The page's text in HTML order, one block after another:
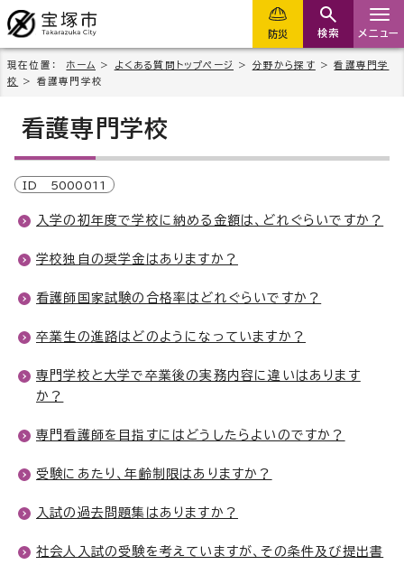
防災 検索 メニュー
現在位置： ホーム > よくある質問トップページ > 分野から探す >看護専門学
校
> 看護専門学校
看護専門学校
ID 5000011
入学の初年度で学校に納める金額は、どれぐらいですか？
学校独自の奨学金はありますか？
看護師国家試験の合格率はどれぐらいですか？
卒業生の進路はどのようになっていますか？
専門学校と大学で卒業後の実務内容に違いはあります
か？
専門看護師を目指すにはどうしたらよいのですか？
受験にあたり、年齢制限はありますか？
入試の過去問題集はありますか？
社会人入試の受験を考えていますが、その条件及び提出書